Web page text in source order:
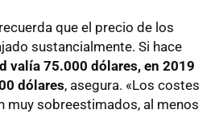
que el precio de los
sustancialmente. Si hace
valía 75.000 dólares, en 2019
dólares, asegura. «Los costes
muy sobreestimados, al menos